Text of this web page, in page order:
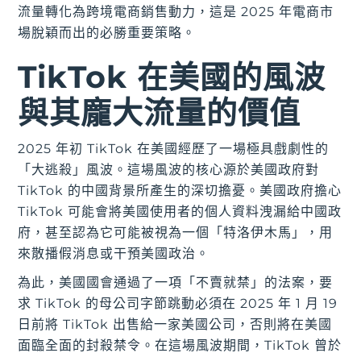
流量轉化為跨境電商銷售動力，這是 2025 年電商市
場脫穎而出的必勝重要策略。
TikTok 在美國的風波
與其龐大流量的價值
2025 年初 TikTok 在美國經歷了一場極具戲劇性的
「大逃殺」風波。這場風波的核心源於美國政府對
TikTok 的中國背景所產生的深切擔憂。美國政府擔心
TikTok 可能會將美國使用者的個人資料洩漏給中國政
府，甚至認為它可能被視為一個「特洛伊木馬」，用
來散播假消息或干預美國政治。
為此，美國國會通過了一項「不賣就禁」的法案，要
求 TikTok 的母公司字節跳動必須在 2025 年 1 月 19
日前將 TikTok 出售給一家美國公司，否則將在美國
面臨全面的封殺禁令。在這場風波期間，TikTok 曾於